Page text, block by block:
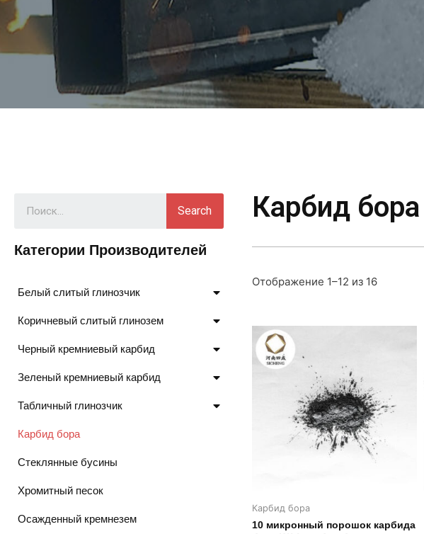
Search
Категории Производителей
Белый слитый глинозчик
Коричневый слитый глинозем
Черный кремниевый карбид
Зеленый кремниевый карбид
Табличный глинозчик
Карбид бора
Стеклянные бусины
Хромитный песок
Осажденный кремнезем
Карбид бора
Отображение 1–12 из 16
Карбид бора
10 микронный порошок карбида